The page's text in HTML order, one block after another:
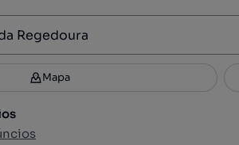
Filtros 2
Mapa